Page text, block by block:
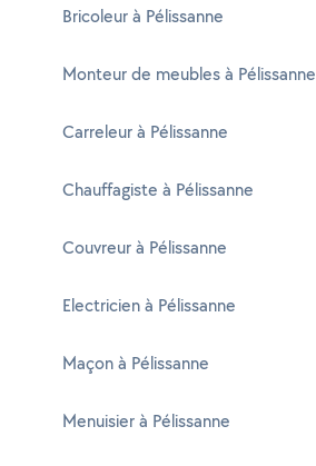
Bricoleur à Pélissanne
Monteur de meubles à Pélissanne
Carreleur à Pélissanne
Chauffagiste à Pélissanne
Couvreur à Pélissanne
Electricien à Pélissanne
Maçon à Pélissanne
Menuisier à Pélissanne